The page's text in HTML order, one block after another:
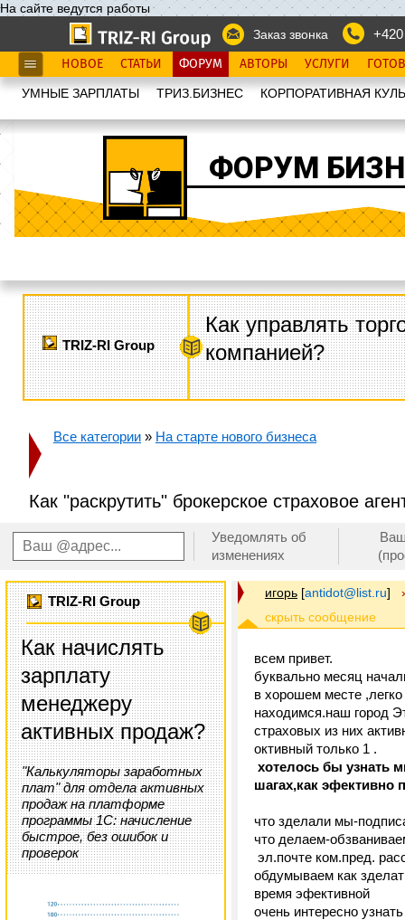
На сайте ведутся работы
Заказ звонка
НОВОЕ СТАТЬИ ФОРУМ АВТОРЫ УСЛУГИ
УМНЫЕ ЗАРПЛАТЫ ТРИЗ.БИЗНЕС КОРПОРАТИВНАЯ
ФОРУМ
TRIZ-RI Group
Как управлять
компанией?
Все категории » На старте нового бизнеса
Как "раскрутить" брокерское страховое
Уведомлять об
изменениях
TRIZ-RI Group
Как начислять
зарплату
менеджеру
активных продаж?
"Калькуляторы заработных
плат" для отдела активных
продаж на платформе
программы 1С: начисление
быстрое, без ошибок и
проверок
игорь [antidot@list.ru]
всем привет.
буквально месяц
в хорошем месте ,легко
находимся.наш город
страховых из них
октивный только 1 .
хотелось бы узнать
шагах,как эфективно
что зделали мы-
что делаем-
эл.почте ком.пред.
обдумываем как
время эфективной
очень интересно